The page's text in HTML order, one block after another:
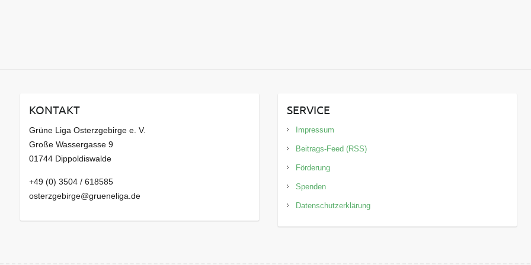
KONTAKT
Grüne Liga Osterzgebirge e. V.
Große Wassergasse 9
01744 Dippoldiswalde
+49 (0) 3504 / 618585
osterzgebirge@grueneliga.de
SERVICE
Impressum
Beitrags-Feed (RSS)
Förderung
Spenden
Datenschutzerklärung